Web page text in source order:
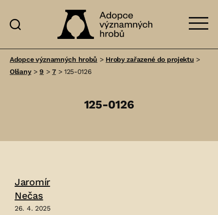
významných
Adopce významných hrobů > Hroby zařazené do projektu >
Olšany>9 >7> 125-0126
125-0126
Jaromír
Nečas
26. 4. 2025